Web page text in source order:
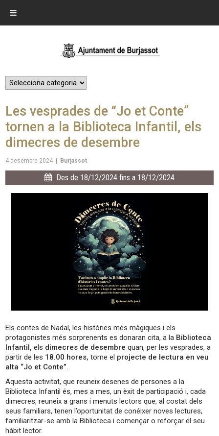
Les vesprades de “Jo et Conte”
tornen a la Biblioteca Infantil, els
dimecres de desembre
4 desembre 2024 Burjassot
Des de 18/12/2024 fins a 18/12/2024
Els contes de Nadal, les històries més màgiques i els
protagonistes més sorprenents es donaran cita, a la Biblioteca
Infantil, els dimecres de desembre quan, per les vesprades, a
partir de les 18.00 hores, torne el projecte de lectura en veu
alta “Jo et Conte”.
Aquesta activitat, que reuneix desenes de persones a la
Biblioteca Infantil és, mes a mes, un èxit de participació i, cada
dimecres, reuneix a grans i menuts lectors que, al costat dels
seus familiars, tenen l’oportunitat de conéixer noves lectures,
familiaritzar-se amb la Biblioteca i començar o reforçar el seu
hàbit lector.